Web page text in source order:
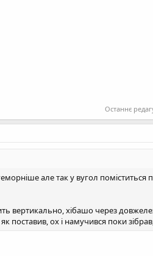
Останнє
геморніше але так у вугол поміститься
вертикально, хібашо через
поставив, ох і намучився поки